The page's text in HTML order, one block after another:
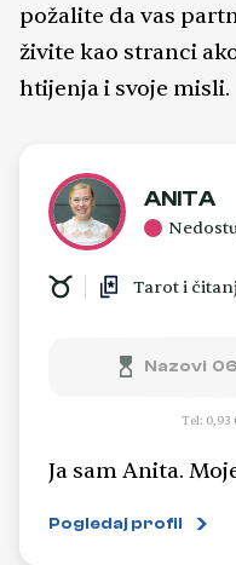
požalite da vas
živite kao stranci
htijenja i svoje misli.
ANITA
Tarot i
Nazovi
Tel: 0,93
Ja sam Anita.
naučilo me da su
Pogledaj profil